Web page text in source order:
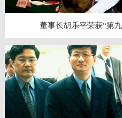
董事长胡乐平荣获“第